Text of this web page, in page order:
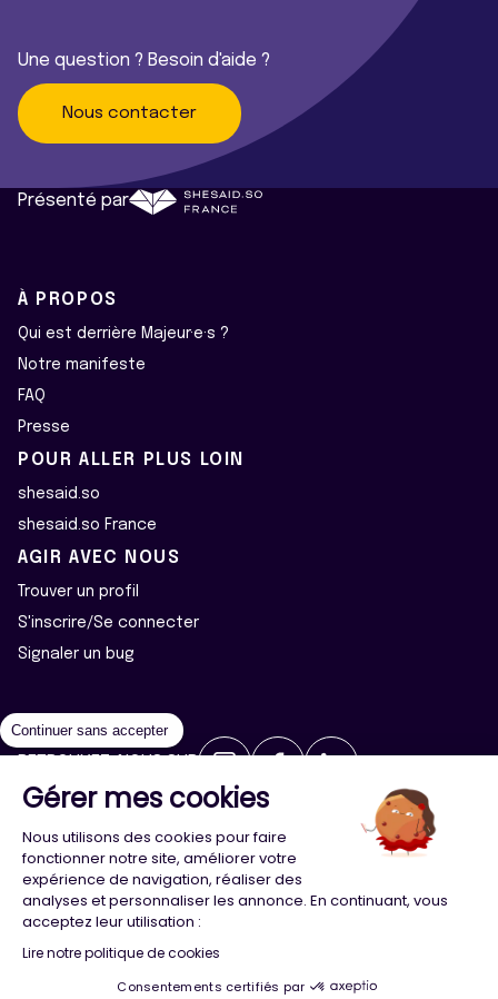
Une question ? Besoin d'aide ?
Nous contacter
Présenté par
À PROPOS
Qui est derrière Majeur·e·s ?
Notre manifeste
FAQ
Presse
POUR ALLER PLUS LOIN
shesaid.so
shesaid.so France
AGIR AVEC NOUS
Trouver un profil
S'inscrire/Se connecter
Signaler un bug
2026 ©Majeur·e·s - Tous droits réservés
Politique de confidentialité
Cookies
Conception Agence Adeliom
Continuer sans accepter
Gérer mes cookies
Nous utilisons des cookies pour faire
fonctionner notre site, améliorer votre
expérience de navigation, réaliser des
analyses et personnaliser les annonce. En continuant, vous
acceptez leur utilisation :
Lire notre politique de cookies
Consentements certifiés par